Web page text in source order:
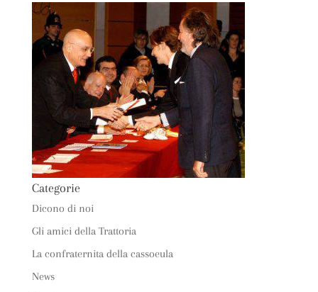
Categorie
Dicono di noi
Gli amici della Trattoria
La confraternita della cassoeula
News